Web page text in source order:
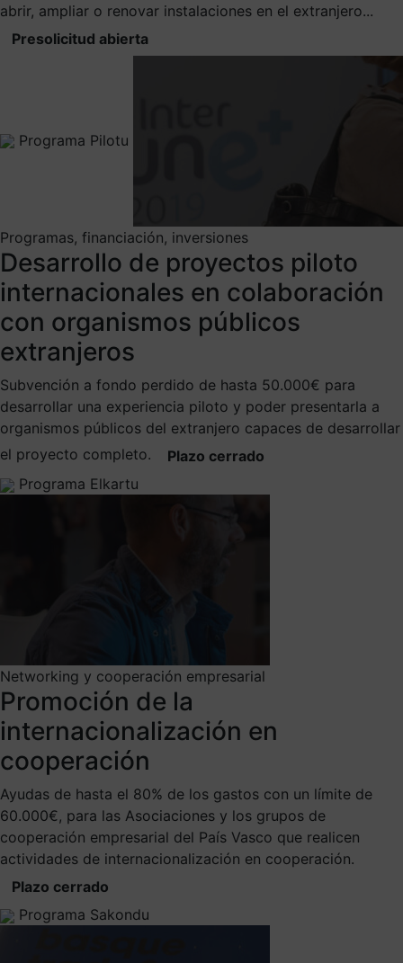
abrir, ampliar o renovar instalaciones en el extranjero...
Presolicitud abierta
Programa Pilotu
Programas, financiación, inversiones
Desarrollo de proyectos piloto
internacionales en colaboración
con organismos públicos
extranjeros
Subvención a fondo perdido de hasta 50.000€ para
desarrollar una experiencia piloto y poder presentarla a
organismos públicos del extranjero capaces de desarrollar
el proyecto completo.
Plazo cerrado
Programa Elkartu
Networking y cooperación empresarial
Promoción de la
internacionalización en
cooperación
Ayudas de hasta el 80% de los gastos con un límite de
60.000€, para las Asociaciones y los grupos de
cooperación empresarial del País Vasco que realicen
actividades de internacionalización en cooperación.
Plazo cerrado
Programa Sakondu